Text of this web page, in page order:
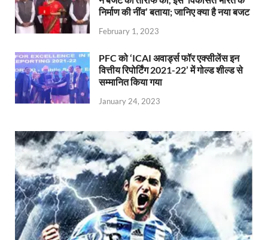
निर्माण की नींव’ बताया; जानिए क्या है नया बजट
February 1, 2023
PFC को ‘ICAI अवार्ड्स फॉर एक्सीलेंस इन
वित्तीय रिपोर्टिंग 2021-22’ में गोल्ड शील्ड से
सम्मानित किया गया
January 24, 2023